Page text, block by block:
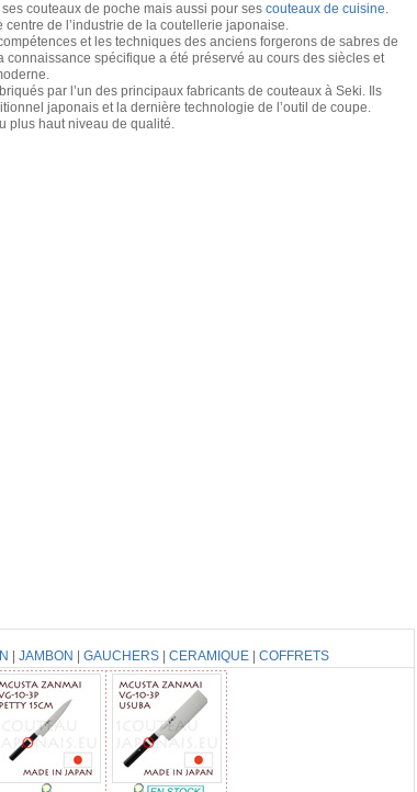
couteaux de poche mais aussi pour ses couteaux de cuisine.
de l’industrie de la coutellerie japonaise.
et les techniques des anciens forgerons de sabres de
spécifique a été préservé au cours des siècles et
par l’un des principaux fabricants de couteaux à Seki. Ils
japonais et la dernière technologie de l’outil de coupe.
plus haut niveau de qualité.
JAMBON GAUCHERS CERAMIQUE COFFRETS